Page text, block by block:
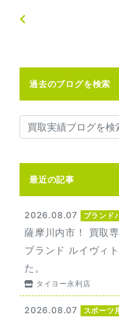
過去のブログを検索
最近の記事
2026.08.07 ブランド
薩摩川内市！ 買取
ブランド ルイヴィ
た。
タイヨー永利店
2026.08.07 スポーツ